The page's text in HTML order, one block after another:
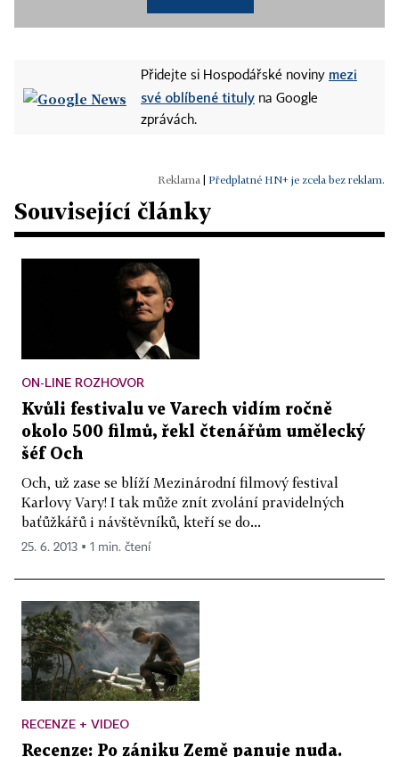
Přidejte si Hospodářské noviny mezi
své oblíbené tituly na Google
zprávách.
Předplatné HN+ je zcela bez reklam.
Související články
ON-LINE ROZHOVOR
Kvůli festivalu ve Varech vidím ročně
okolo 500 filmů, řekl čtenářům umělecký
šéf Och
Och, už zase se blíží Mezinárodní filmový festival
Karlovy Vary! I tak může znít zvolání pravidelných
baťůžkářů i návštěvníků, kteří se do...
25. 6. 2013 ▪ 1 min. čtení
RECENZE + VIDEO
Recenze: Po zániku Země panuje nuda.